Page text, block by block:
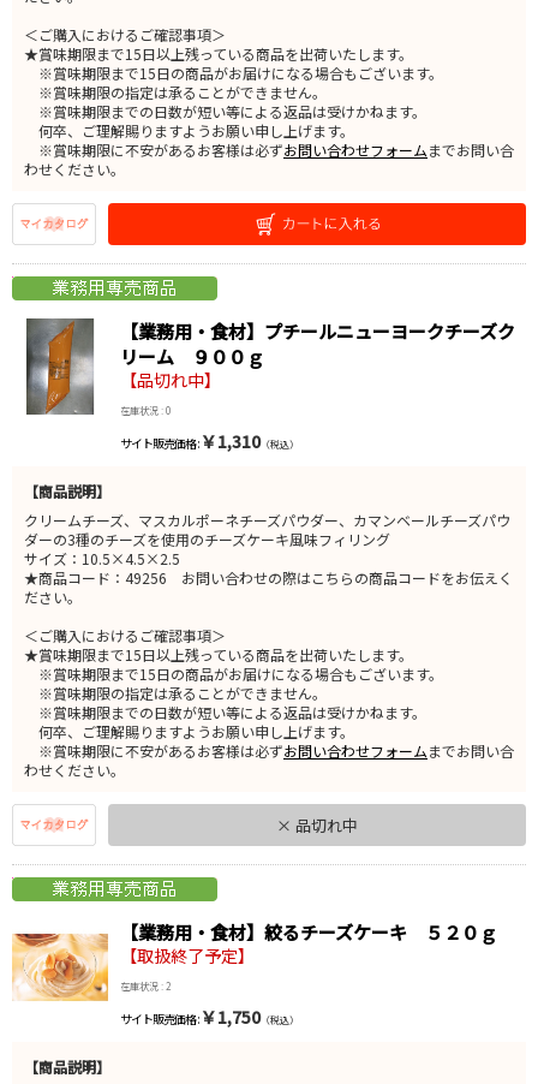
＜ご購入におけるご確認事項＞
★賞味期限まで15日以上残っている商品を出荷いたします。
※賞味期限まで15日の商品がお届けになる場合もございます。
※賞味期限の指定は承ることができません。
※賞味期限までの日数が短い等による返品は受けかねます。
何卒、ご理解賜りますようお願い申し上げます。
※賞味期限に不安があるお客様は必ずお問い合わせフォームまでお問い合
わせください。
【業務用・食材】プチールニューヨークチーズク
リーム ９００ｇ
【品切れ中】
在庫状況 : 0
サイト販売価格 : ￥1,310（税込）
【商品説明】
クリームチーズ、マスカルポーネチーズパウダー、カマンベールチーズパウ
ダーの3種のチーズを使用のチーズケーキ風味フィリング
サイズ：10.5×4.5×2.5
★商品コード：49256 お問い合わせの際はこちらの商品コードをお伝えく
ださい。
＜ご購入におけるご確認事項＞
★賞味期限まで15日以上残っている商品を出荷いたします。
※賞味期限まで15日の商品がお届けになる場合もございます。
※賞味期限の指定は承ることができません。
※賞味期限までの日数が短い等による返品は受けかねます。
何卒、ご理解賜りますようお願い申し上げます。
※賞味期限に不安があるお客様は必ずお問い合わせフォームまでお問い合
わせください。
× 品切れ中
【業務用・食材】絞るチーズケーキ ５２０ｇ
【取扱終了予定】
在庫状況 : 2
サイト販売価格 : ￥1,750（税込）
【商品説明】